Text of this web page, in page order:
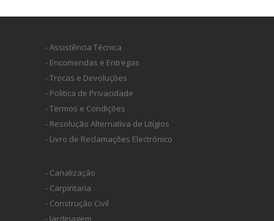
- Assistência Técnica
- Encomendas e Entregas
- Trocas e Devoluções
- Politica de Privacidade
- Termos e Condições
- Resolução Alternativa de Litígios
- Livro de Reclamações Electrónico
- Canalização
- Carpintaria
- Construção Civil
- Jardinagem